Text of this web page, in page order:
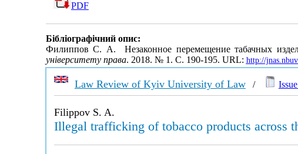
PDF
Бібліографічний опис:
Филиппов С. А. Незаконное перемещение табачных
університету права. 2018. № 1. С. 190-195. URL: http://
Law Review of Kyiv University of Law/
Filippov S. A.
Illegal trafficking of tobacco products across